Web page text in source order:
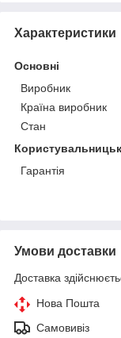
Характеристики
Основні
Виробник
Країна виробник
Стан
Гарантія
Умови доставки
Доставка
Нова Пошта
Самовивіз